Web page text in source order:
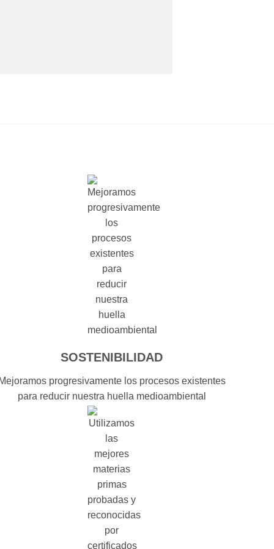
SOSTENIBILIDAD
progresivamente los procesos existentes
para reducir nuestra huella medioambiental